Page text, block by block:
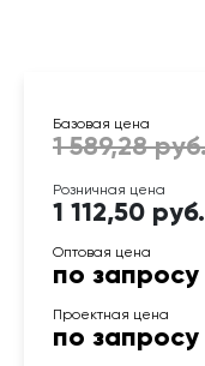
1 112,50 руб.
по запросу
по запросу